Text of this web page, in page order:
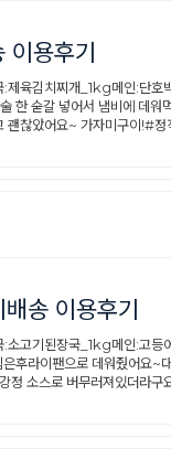
용후기
:제육김치찌개_1kg메인:
숟갈 넣어서 냄비에 데워
찮았어요~ 가자미구이!#
송 이용후기
고기된장국_1kg메인:고
라이팬으로 데워줬어요~
소스로 버무러져있더라구